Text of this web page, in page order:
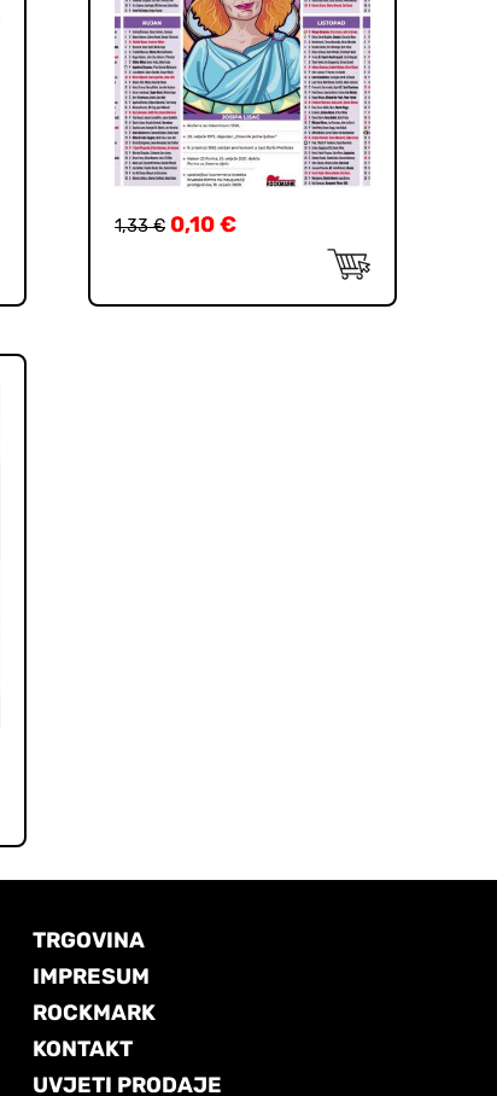
1,33€ 0,10€
TRGOVINA
IMPRESUM
ROCKMARK
KONTAKT
UVJETI PRODAJE